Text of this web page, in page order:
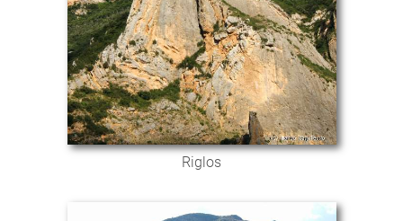
Riglos